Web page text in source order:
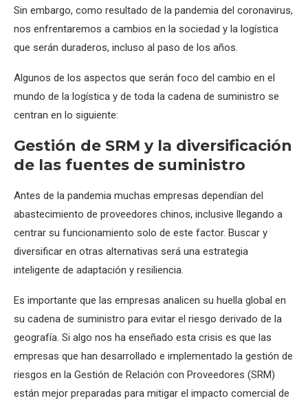
Sin embargo, como resultado de la pandemia del coronavirus,
nos enfrentaremos a cambios en la sociedad y la logística
que serán duraderos, incluso al paso de los años.
Algunos de los aspectos que serán foco del cambio en el
mundo de la logística y de toda la cadena de suministro se
centran en lo siguiente:
Gestión de SRM y la diversificación
de las fuentes de suministro
Antes de la pandemia muchas empresas dependían del
abastecimiento de proveedores chinos, inclusive llegando a
centrar su funcionamiento solo de este factor. Buscar y
diversificar en otras alternativas será una estrategia
inteligente de adaptación y resiliencia.
Es importante que las empresas analicen su huella global en
su cadena de suministro para evitar el riesgo derivado de la
geografía. Si algo nos ha enseñado esta crisis es que las
empresas que han desarrollado e implementado la gestión de
riesgos en la Gestión de Relación con Proveedores (SRM)
están mejor preparadas para mitigar el impacto comercial de